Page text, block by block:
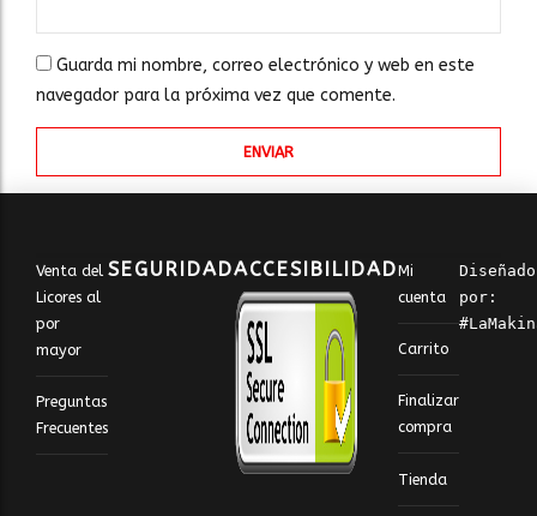
Guarda mi nombre, correo electrónico y web en este
navegador para la próxima vez que comente.
Venta del
Licores al
por
mayor
Preguntas
Frecuentes
SEGURIDADACCESIBILIDADMi
cuenta
Carrito
Finalizar
compra
Tienda
Diseñado
por: